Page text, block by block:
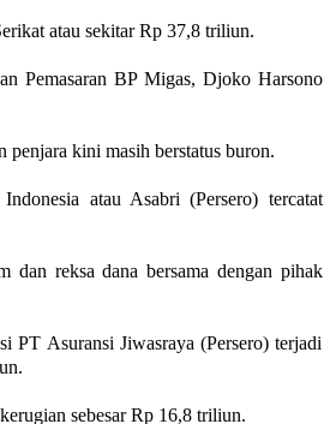
atau sekitar Rp 37,8 triliun.
Pemasaran BP Migas, Djoko Harsono
kini masih berstatus buron.
atau Asabri (Persero) tercatat
dan reksa dana bersama dengan pihak
PT Asuransi Jiwasraya (Persero) terjadi
sebesar Rp 16,8 triliun.